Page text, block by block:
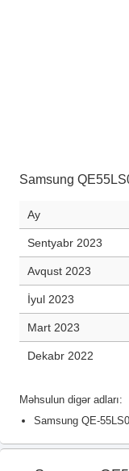
Samsung
Ay
Sentyabr 2023
Avqust 2023
İyul 2023
Mart 2023
Dekabr 2022
Məhsulun digər adları:
Samsung QE-